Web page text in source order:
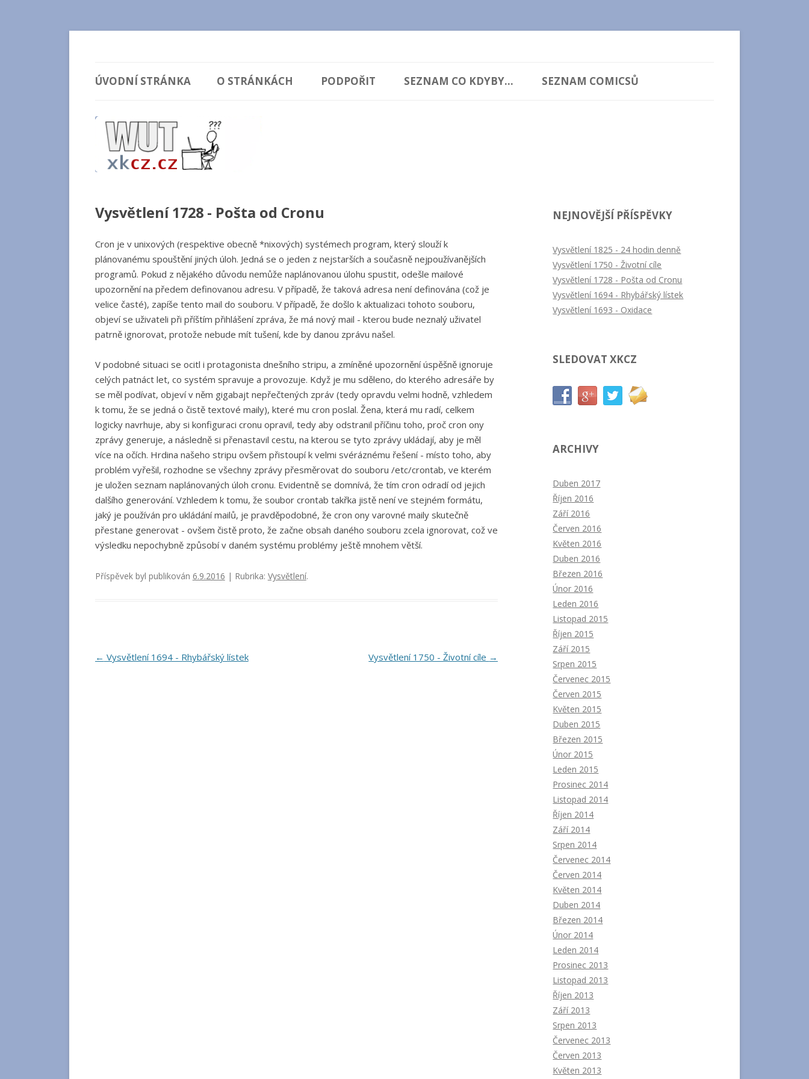
k
obsahu
ÚVODNÍ STRÁNKA O STRÁNKÁCH PODPOŘIT SEZNAM CO KDYBY... SEZNAM COMICSŮ
Vysvětlení 1728 - Pošta od Cronu
Cron je v unixových (respektive obecně *nixových) systémech program, který slouží k
plánovanému spouštění jiných úloh. Jedná se o jeden z nejstarších a současně nejpoužívanějších
programů. Pokud z nějakého důvodu nemůže naplánovanou úlohu spustit, odešle mailové
upozornění na předem definovanou adresu. V případě, že taková adresa není definována (což je
velice časté), zapíše tento mail do souboru. V případě, že došlo k aktualizaci tohoto souboru,
objeví se uživateli při příštím přihlášení zpráva, že má nový mail - kterou bude neznalý uživatel
patrně ignorovat, protože nebude mít tušení, kde by danou zprávu našel.
V podobné situaci se ocitl i protagonista dnešního stripu, a zmíněné upozornění úspěšně ignoruje
celých patnáct let, co systém spravuje a provozuje. Když je mu sděleno, do kterého adresáře by
se měl podívat, objeví v něm gigabajt nepřečtených zpráv (tedy opravdu velmi hodně, vzhledem
k tomu, že se jedná o čistě textové maily), které mu cron poslal. Žena, která mu radí, celkem
logicky navrhuje, aby si konfiguraci cronu opravil, tedy aby odstranil příčinu toho, proč cron ony
zprávy generuje, a následně si přenastavil cestu, na kterou se tyto zprávy ukládají, aby je měl
více na očích. Hrdina našeho stripu ovšem přistoupí k velmi svéráznému řešení - místo toho, aby
problém vyřešil, rozhodne se všechny zprávy přesměrovat do souboru /etc/crontab, ve kterém
je uložen seznam naplánovaných úloh cronu. Evidentně se domnívá, že tím cron odradí od jejich
dalšího generování. Vzhledem k tomu, že soubor crontab takřka jistě není ve stejném formátu,
jaký je používán pro ukládání mailů, je pravděpodobné, že cron ony varovné maily skutečně
přestane generovat - ovšem čistě proto, že začne obsah daného souboru zcela ignorovat, což ve
výsledku nepochybně způsobí v daném systému problémy ještě mnohem větší.
Příspěvek byl publikován 6.9.2016 | Rubrika: Vysvětlení.
Navigace
← Vysvětlení 1694 - Rhybářský lístek Vysvětlení 1750 - Životní cíle →
NEJNOVĚJŠÍ PŘÍSPĚVKY
Vysvětlení 1825 - 24 hodin denně
Vysvětlení 1750 - Životní cíle
Vysvětlení 1728 - Pošta od Cronu
Vysvětlení 1694 - Rhybářský lístek
Vysvětlení 1693 - Oxidace
SLEDOVAT XKCZ
ARCHIVY
Duben 2017
Říjen 2016
Září 2016
Červen 2016
Květen 2016
Duben 2016
Březen 2016
Únor 2016
Leden 2016
Listopad 2015
Říjen 2015
Září 2015
Srpen 2015
Červenec 2015
Červen 2015
Květen 2015
Duben 2015
Březen 2015
Únor 2015
Leden 2015
Prosinec 2014
Listopad 2014
Říjen 2014
Září 2014
Srpen 2014
Červenec 2014
Červen 2014
Květen 2014
Duben 2014
Březen 2014
Únor 2014
Leden 2014
Prosinec 2013
Listopad 2013
Říjen 2013
Září 2013
Srpen 2013
Červenec 2013
Červen 2013
Květen 2013